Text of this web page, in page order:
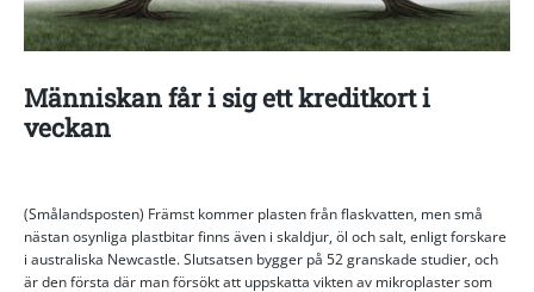
Människan får i sig ett kreditkort i
veckan
(Smålandsposten) Främst kommer plasten från flaskvatten, men små
nästan osynliga plastbitar finns även i skaldjur, öl och salt, enligt forskare
i australiska Newcastle. Slutsatsen bygger på 52 granskade studier, och
är den första där man försökt att uppskatta vikten av mikroplaster som